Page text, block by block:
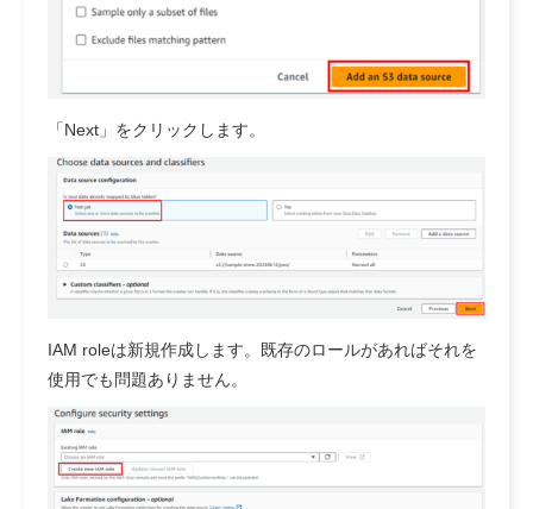
「Next」をクリックします。
IAM roleは新規作成します。既存のロールがあればそれを
使用でも問題ありません。